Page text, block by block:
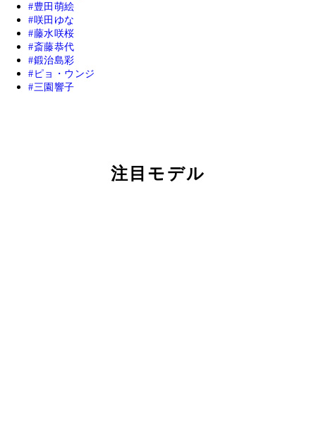
豊田萌絵
咲田ゆな
藤水咲桜
斎藤恭代
鍛治島彩
ピョ・ウンジ
三園響子
注目モデル